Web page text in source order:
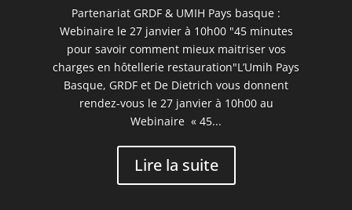
Partenariat GRDF & UMIH Pays basque :
Webinaire le 27 janvier à 10h00 "45 minutes
pour savoir comment mieux maitriser vos
charges en hôtellerie restauration"L’Umih Pays
Basque, GRDF et De Dietrich vous donnent
rendez-vous le 27 janvier à 10h00 au
Webinaire « 45...
Lire la suite